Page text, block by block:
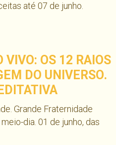
até 07 de junho.
VIVO: OS 12 RAIOS
DO UNIVERSO.
Grande Fraternidade
dia. 01 de junho, das